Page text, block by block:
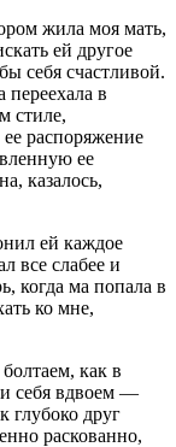
жила моя мать,
ей другое
себя счастливой.
переехала в
стиле,
ее распоряжение
ее
казалось,
ей каждое
все слабее и
когда ма попала в
ко мне,
как в
себя вдвоем —
глубоко друг
раскованно,